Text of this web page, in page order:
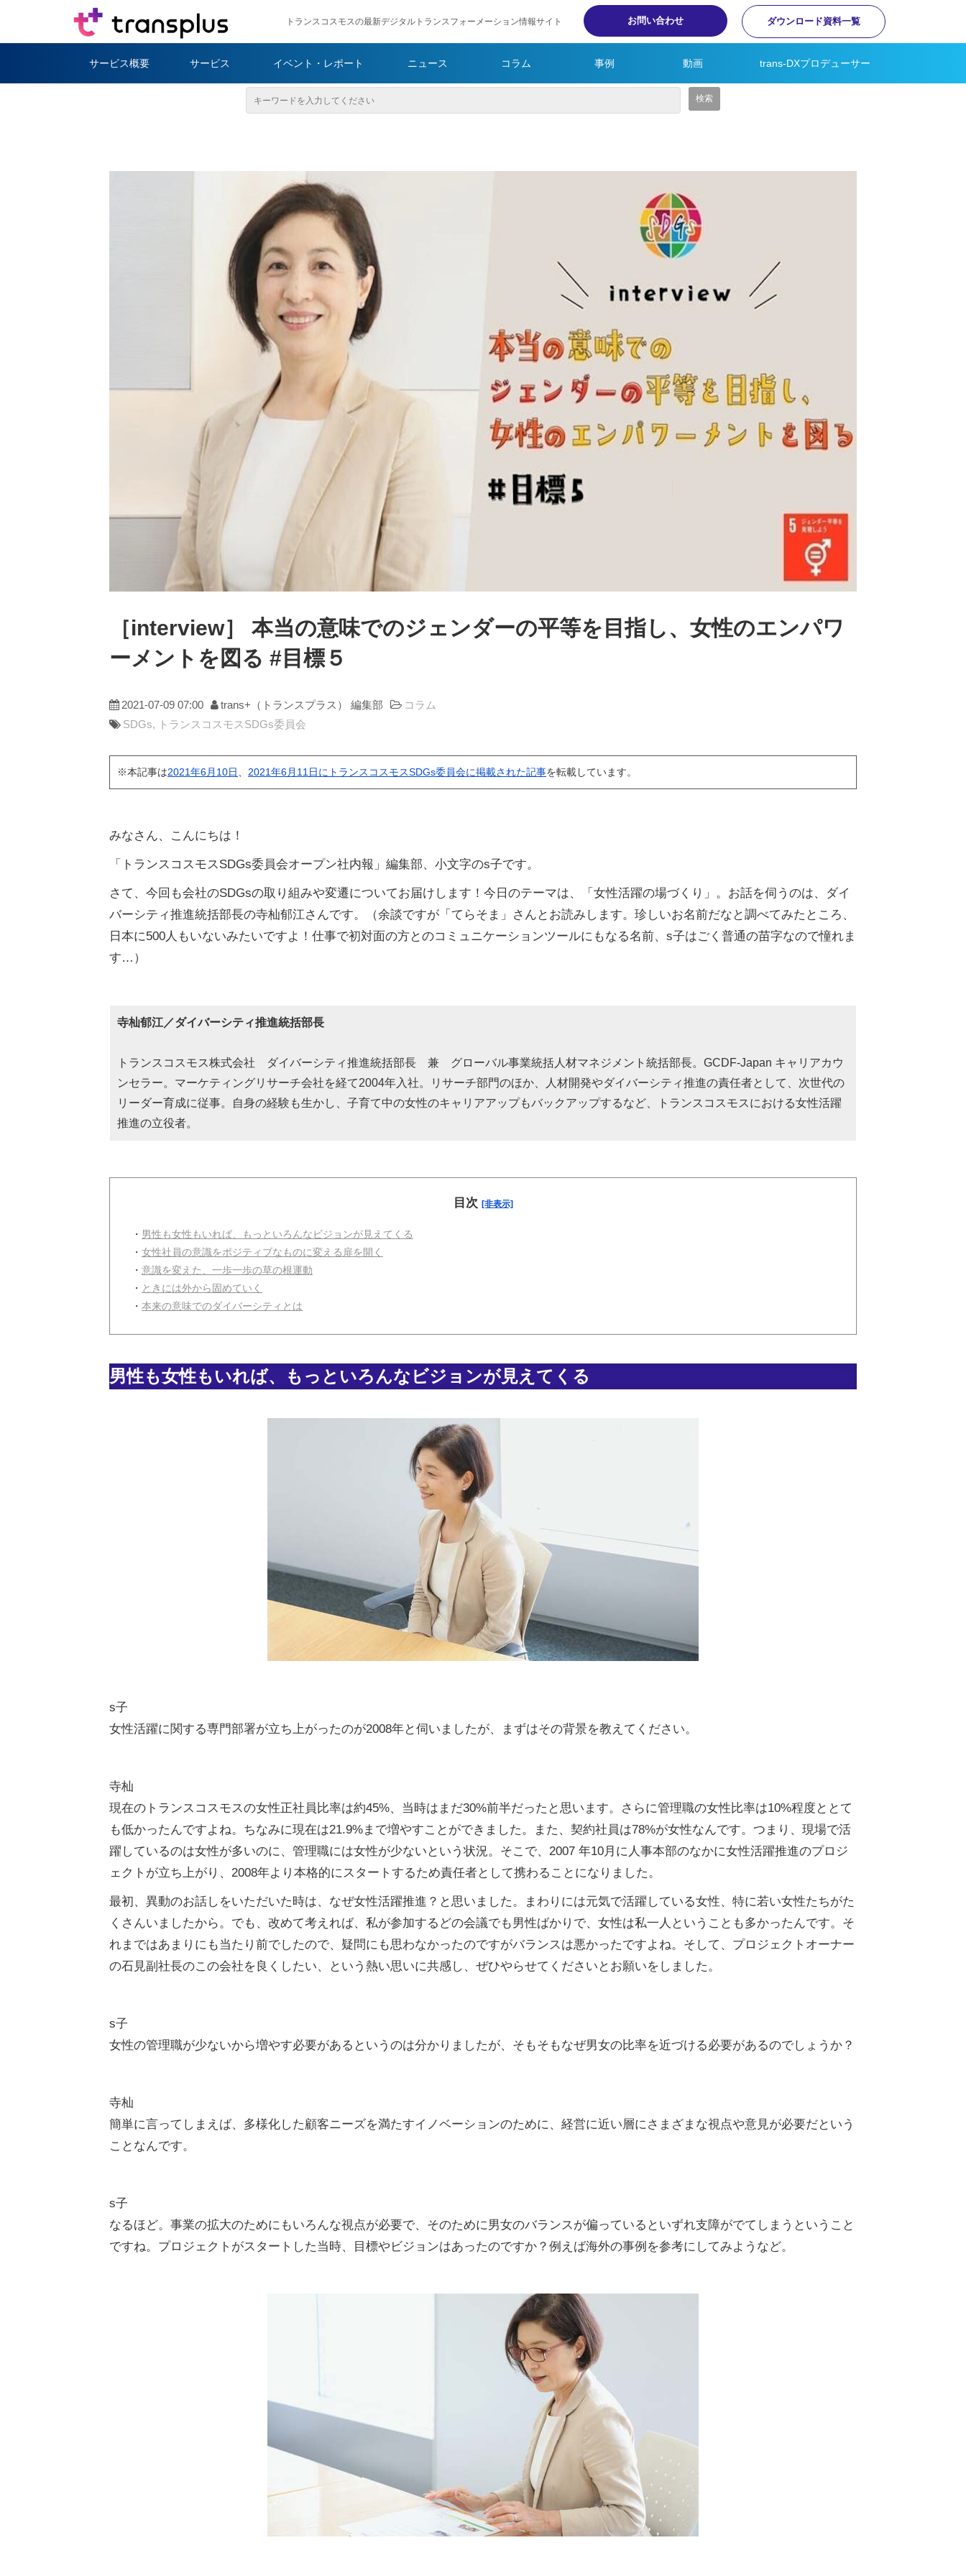
トランスコスモスの最新デジタルトランスフォーメーション情報サイト お問い合わせ ダウンロード資料一覧
サービス概要 サービス イベント・レポート ニュース コラム 事例 動画 trans-DXプロデューサー
［interview］ 本当の意味でのジェンダーの平等を目指し、女性のエンパワ
ーメントを図る #目標５
2021-07-09 07:00 trans+（トランスプラス） 編集部
コラム
SDGs
トランスコスモスSDGs委員会
※本記事は2021年6月10日 2021年6月11日にトランスコスモスSDGs委員会に掲載された記事を転載しています。
みなさん、こんにちは！
「トランスコスモスSDGs委員会オープン社内報」編集部、小文字のs子です。
さて、今回も会社のSDGsの取り組みや変遷についてお届けします！今日のテーマは、「女性活躍の場づくり」。お話を伺うのは、ダイ
バーシティ推進統括部長の寺杣郁江さんです。（余談ですが「てらそま」さんとお読みします。珍しいお名前だなと調べてみたところ、
日本に500人もいないみたいですよ！仕事で初対面の方とのコミュニケーションツールにもなる名前、s子はごく普通の苗字なので憧れま
す…）
寺杣郁江／ダイバーシティ推進統括部長
トランスコスモス株式会社 ダイバーシティ推進統括部長 兼 グローバル事業統括人材マネジメント統括部長。GCDF-Japan キャリアカウ
ンセラー。マーケティングリサーチ会社を経て2004年入社。リサーチ部門のほか、人材開発やダイバーシティ推進の責任者として、次世代の
リーダー育成に従事。自身の経験も生かし、子育て中の女性のキャリアアップもバックアップするなど、トランスコスモスにおける女性活躍
推進の立役者。
目次 [非表示]
・ 男性も女性もいれば、もっといろんなビジョンが見えてくる
・ 女性社員の意識をポジティブなものに変える扉を開く
・ 意識を変えた、一歩一歩の草の根運動
・ ときには外から固めていく
・ 本来の意味でのダイバーシティとは
男性も女性もいれば、もっといろんなビジョンが見えてくる
s子
⼥性活躍に関する専⾨部署が⽴ち上がったのが2008年と伺いましたが、まずはその背景を教えてください。
寺杣
現在のトランスコスモスの女性正社員比率は約45%、当時はまだ30%前半だったと思います。さらに管理職の女性比率は10%程度ととて
も低かったんですよね。ちなみに現在は21.9%まで増やすことができました。また、契約社員は78%が女性なんです。つまり、現場で活
躍しているのは女性が多いのに、管理職には女性が少ないという状況。そこで、2007 年10月に人事本部のなかに女性活躍推進のプロジ
ェクトが立ち上がり、2008年より本格的にスタートするため責任者として携わることになりました。
最初、異動のお話しをいただいた時は、なぜ女性活躍推進？と思いました。まわりには元気で活躍している女性、特に若い女性たちがた
くさんいましたから。でも、改めて考えれば、私が参加するどの会議でも男性ばかりで、女性は私一人ということも多かったんです。そ
れまではあまりにも当たり前でしたので、疑問にも思わなかったのですがバランスは悪かったですよね。そして、プロジェクトオーナー
の石見副社長のこの会社を良くしたい、という熱い思いに共感し、ぜひやらせてくださいとお願いをしました。
s子
女性の管理職が少ないから増やす必要があるというのは分かりましたが、そもそもなぜ男女の比率を近づける必要があるのでしょうか？
寺杣
簡単に言ってしまえば、多様化した顧客ニーズを満たすイノベーションのために、経営に近い層にさまざまな視点や意見が必要だという
ことなんです。
s子
なるほど。事業の拡大のためにもいろんな視点が必要で、そのために男女のバランスが偏っているといずれ支障がでてしまうということ
ですね。プロジェクトがスタートした当時、目標やビジョンはあったのですか？例えば海外の事例を参考にしてみようなど。